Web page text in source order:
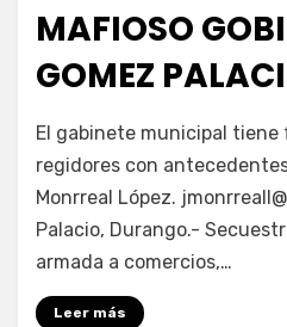
MAFIOSO
GOMEZ
por Enrique
El gabinete municipal
regidores con
Monrreal López.
Palacio, Durango.-
armada a comercios,…
Leer más